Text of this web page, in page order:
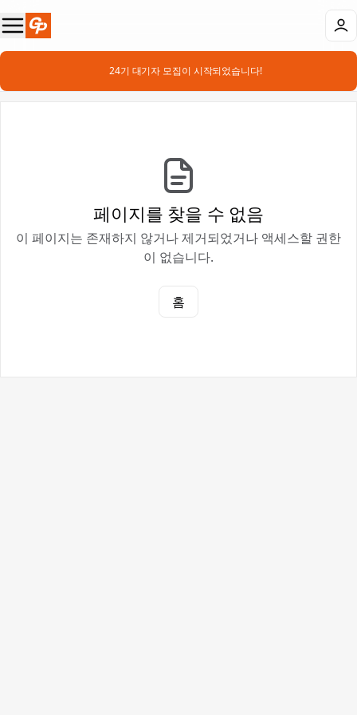
📣 24기 대기자 모집이 시작되었습니다!
페이지를 찾을 수 없음
이 페이지는 존재하지 않거나 제거되었거나 액세스할 권한
이 없습니다.
홈